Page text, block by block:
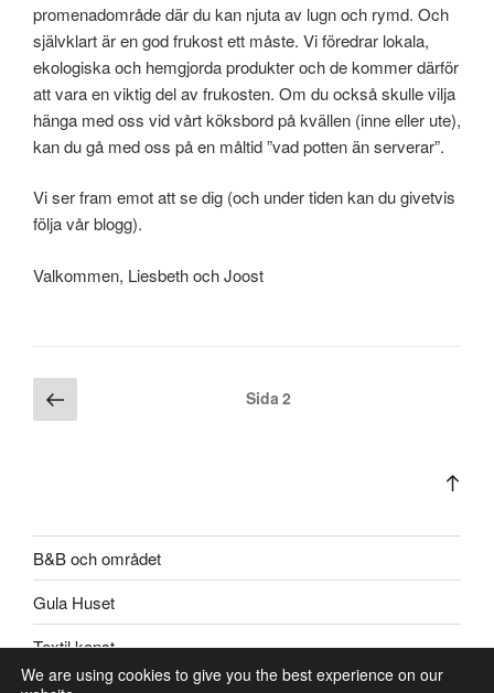
promenadområde där du kan njuta av lugn och rymd. Och
självklart är en god frukost ett måste. Vi föredrar lokala,
ekologiska och hemgjorda produkter och de kommer därför
att vara en viktig del av frukosten. Om du också skulle vilja
hänga med oss ​​vid vårt köksbord på kvällen (inne eller ute),
kan du gå med oss ​​på en måltid ”vad potten än serverar”.
Vi ser fram emot att se dig (och under tiden kan du givetvis
följa vår blogg).
Valkommen, Liesbeth och Joost
Sidnumrering
för
Föregående
sida
Sida2
top
B&B och området
Gula Huset
Textil konst
We are using cookies to give you the best experience on our